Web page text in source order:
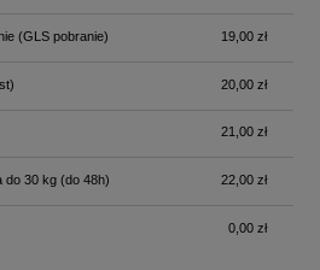
(GLS pobranie) 19,00 zł
20,00 zł
21,00 zł
do 30 kg(do 48h) 22,00 zł
0,00 zł